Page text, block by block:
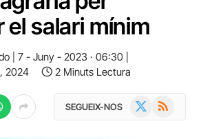
el salari mínim
7 - Juny - 2023 · 06:30
2024 2 Minuts Lectura
SEGUEIX-NOS RSS